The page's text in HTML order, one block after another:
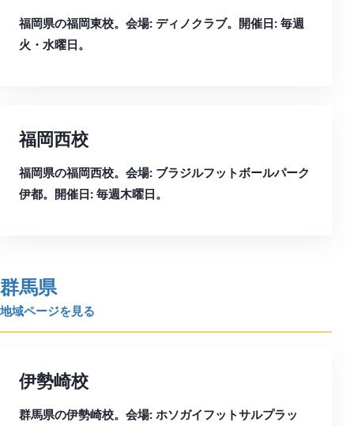
福岡県の福岡東校。会場: ディノクラブ。開催日: 毎週
火・水曜日。
福岡西校
福岡県の福岡西校。会場: ブラジルフットボールパーク
伊都。開催日: 毎週木曜日。
群馬県
地域ページを見る
伊勢崎校
群馬県の伊勢崎校。会場: ホソガイフットサルプラッ